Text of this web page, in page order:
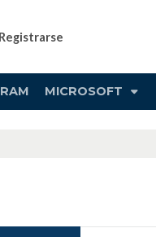
Registrarse
MICROSOFT